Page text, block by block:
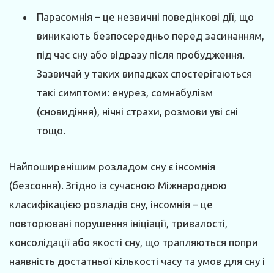
Парасомнія – це незвичні поведінкові дії, що
виникають безпосередньо перед засинанням,
під час сну або відразу після пробудження.
Зазвичай у таких випадках спостерігаються
такі симптоми: енурез, сомнабулізм
(сновидіння), нічні страхи, розмови уві сні
тощо.
Найпоширенішим розладом сну є інсомнія
(безсоння). Згідно із сучасною Міжнародною
класифікацією розладів сну, інсомнія – це
повторювані порушення ініціації, тривалості,
консолідації або якості сну, що трапляються попри
наявність достатньої кількості часу та умов для сну і